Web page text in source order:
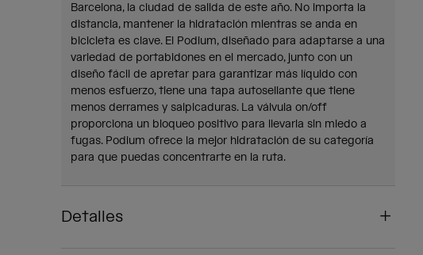
Barcelona, la ciudad de salida de este año. No importa la
distancia, mantener la hidratación mientras se anda en
bicicleta es clave. El Podium, diseñado para adaptarse a una
variedad de portabidones en el mercado, junto con un
diseño fácil de apretar para garantizar más líquido con
menos esfuerzo, tiene una tapa autosellante que tiene
menos derrames y salpicaduras. La válvula on/off
proporciona un bloqueo positivo para llevarla sin miedo a
fugas. Podium ofrece la mejor hidratación de su categoría
para que puedas concentrarte en la ruta.
Detalles